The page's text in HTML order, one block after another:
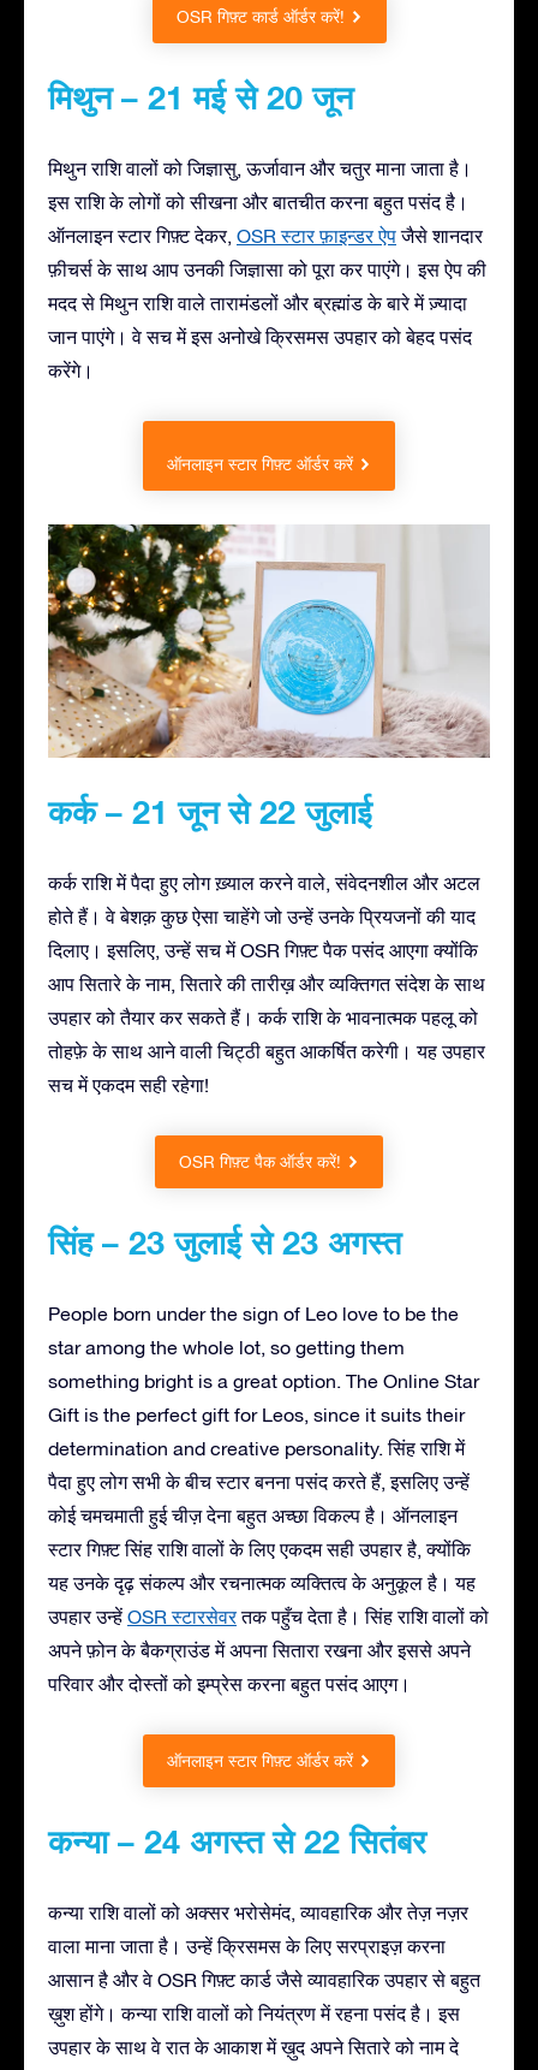
OSR गिफ़्ट कार्ड ऑर्डर करें!
मिथुन – 21 मई से 20 जून
मिथुन राशि वालों को जिज्ञासु, ऊर्जावान और चतुर माना जाता है।
इस राशि के लोगों को सीखना और बातचीत करना बहुत पसंद है।
ऑनलाइन स्टार गिफ़्ट देकर, OSR स्टार फ़ाइन्डर ऐपजैसे शानदार
फ़ीचर्स के साथ आप उनकी जिज्ञासा को पूरा कर पाएंगे। इस ऐप की
मदद से मिथुन राशि वाले तारामंडलों और ब्रह्मांड के बारे में ज़्यादा
जान पाएंगे। वे सच में इस अनोखे क्रिसमस उपहार को बेहद पसंद
करेंगे।
ऑनलाइन स्टार गिफ़्ट ऑर्डर करें
कर्क – 21 जून से 22 जुलाई
कर्क राशि में पैदा हुए लोग ख़्याल करने वाले, संवेदनशील और अटल
होते हैं। वे बेशक़ कुछ ऐसा चाहेंगे जो उन्हें उनके प्रियजनों की याद
दिलाए। इसलिए, उन्हें सच में OSR गिफ़्ट पैक पसंद आएगा क्योंकि
आप सितारे के नाम, सितारे की तारीख़ और व्यक्तिगत संदेश के साथ
उपहार को तैयार कर सकते हैं। कर्क राशि के भावनात्मक पहलू को
तोहफ़े के साथ आने वाली चिट्ठी बहुत आकर्षित करेगी। यह उपहार
सच में एकदम सही रहेगा!
OSR गिफ़्ट पैक ऑर्डर करें!
सिंह – 23 जुलाई से 23 अगस्त
People born under the sign of Leo love to be the
star among the whole lot, so getting them
something bright is a great option. The Online Star
Gift is the perfect gift for Leos, since it suits their
determination and creative personality. सिंह राशि में
पैदा हुए लोग सभी के बीच स्टार बनना पसंद करते हैं, इसलिए उन्हें
कोई चमचमाती हुई चीज़ देना बहुत अच्छा विकल्प है। ऑनलाइन
स्टार गिफ़्ट सिंह राशि वालों के लिए एकदम सही उपहार है, क्योंकि
यह उनके दृढ़ संकल्प और रचनात्मक व्यक्तित्व के अनुकूल है। यह
उपहार उन्हें OSR स्टारसेवरतक पहुँच देता है। सिंह राशि वालों को
अपने फ़ोन के बैकग्राउंड में अपना सितारा रखना और इससे अपने
परिवार और दोस्तों को इम्प्रेस करना बहुत पसंद आएग।
ऑनलाइन स्टार गिफ़्ट ऑर्डर करें
कन्या – 24 अगस्त से 22 सितंबर
कन्या राशि वालों को अक्सर भरोसेमंद, व्यावहारिक और तेज़ नज़र
वाला माना जाता है। उन्हें क्रिसमस के लिए सरप्राइज़ करना
आसान है और वे OSR गिफ़्ट कार्ड जैसे व्यावहारिक उपहार से बहुत
ख़ुश होंगे। कन्या राशि वालों को नियंत्रण में रहना पसंद है। इस
उपहार के साथ वे रात के आकाश में ख़ुद अपने सितारे को नाम दे